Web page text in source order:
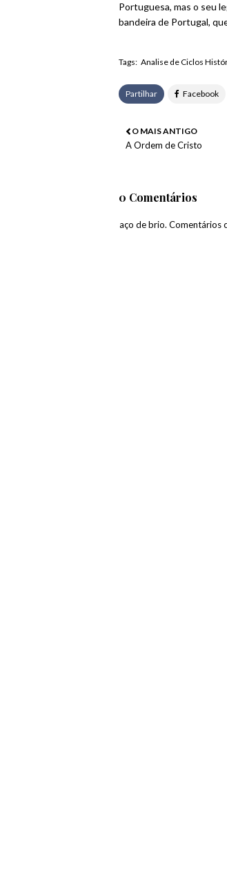
Portuguesa, mas o seu
bandeira de Portugal,
Tags: Analise de Ciclos
Partilhar
O MAIS ANTIGO
A Ordem de Cristo
0 Comentários
paço de brio.